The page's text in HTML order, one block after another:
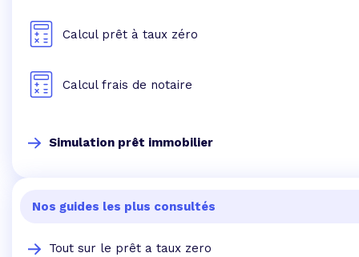
Calcul prêt à taux zéro
Calcul frais de notaire
Simulation prêt immobilier
Nos guides les plus consultés
Tout sur le prêt a taux zero